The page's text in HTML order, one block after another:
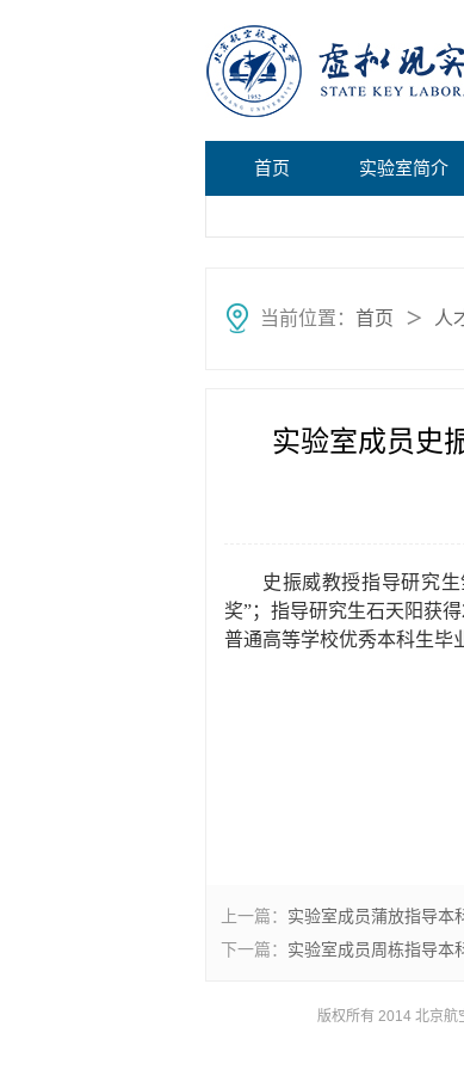
首页 实验室简介
当前位置： 首页 ＞ 人
实验室成员史
史振威教授指导研究
奖”；指导研究生石天阳获得
普通高等学校优秀本科生毕
上一篇： 实验室成员蒲放指导本
下一篇： 实验室成员周栋指导本
版权所有 2014 北京